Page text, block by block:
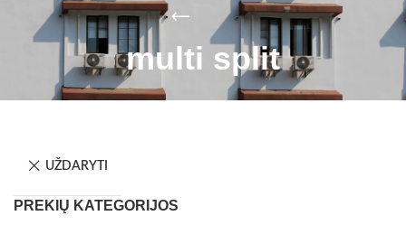
multi split
UŽDARYTI
PREKIŲ KATEGORIJOS